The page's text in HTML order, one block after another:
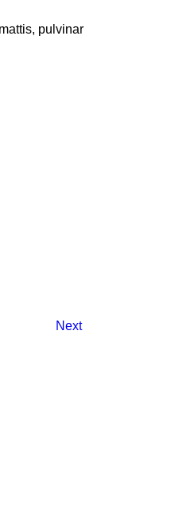
pulvinar
Next